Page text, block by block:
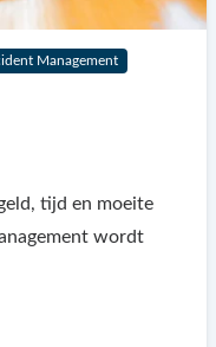
Management
tijd en moeite
wordt